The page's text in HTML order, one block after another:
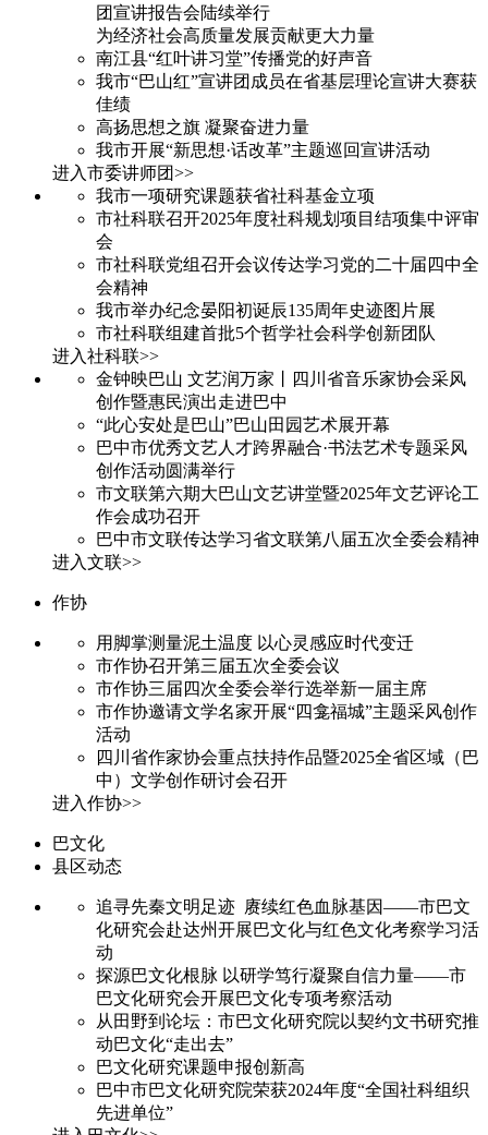
团宣讲报告会陆续举行
为经济社会高质量发展贡献更大力量
南江县“红叶讲习堂”传播党的好声音
我市“巴山红”宣讲团成员在省基层理论宣讲大赛获
佳绩
高扬思想之旗 凝聚奋进力量
我市开展“新思想·话改革”主题巡回宣讲活动
进入市委讲师团>>
我市一项研究课题获省社科基金立项
市社科联召开2025年度社科规划项目结项集中评审
会
市社科联党组召开会议传达学习党的二十届四中全
会精神
我市举办纪念晏阳初诞辰135周年史迹图片展
市社科联组建首批5个哲学社会科学创新团队
进入社科联>>
金钟映巴山 文艺润万家丨四川省音乐家协会采风
创作暨惠民演出走进巴中
“此心安处是巴山”巴山田园艺术展开幕
巴中市优秀文艺人才跨界融合·书法艺术专题采风
创作活动圆满举行
市文联第六期大巴山文艺讲堂暨2025年文艺评论工
作会成功召开
巴中市文联传达学习省文联第八届五次全委会精神
进入文联>>
作协
用脚掌测量泥土温度 以心灵感应时代变迁
市作协召开第三届五次全委会议
市作协三届四次全委会举行选举新一届主席
市作协邀请文学名家开展“四龛福城”主题采风创作
活动
四川省作家协会重点扶持作品暨2025全省区域（巴
中）文学创作研讨会召开
进入作协>>
巴文化
县区动态
追寻先秦文明足迹 赓续红色血脉基因——市巴文
化研究会赴达州开展巴文化与红色文化考察学习活
动
探源巴文化根脉 以研学笃行凝聚自信力量——市
巴文化研究会开展巴文化专项考察活动
从田野到论坛：市巴文化研究院以契约文书研究推
动巴文化“走出去”
巴文化研究课题申报创新高
巴中市巴文化研究院荣获2024年度“全国社科组织
先进单位”